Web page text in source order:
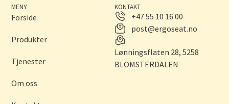
MENY
Forside
Produkter
Tjenester
Om oss
KONTAKT
+47 55 10 16 00
post@ergoseat.no
Lønningsflaten 28, 5258
BLOMSTERDALEN